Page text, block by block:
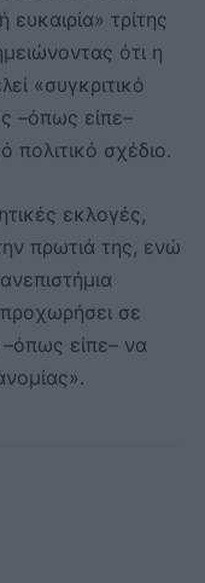
ευκαιρία» τρίτης
ότι η
«συγκριτικό
–όπως είπε–
πολιτικό σχέδιο.
εκλογές,
πρωτιά της, ενώ
σε
είπε– να